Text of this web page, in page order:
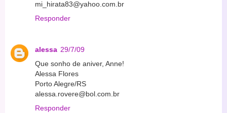
mi_hirata83@yahoo.com.br
Responder
alessa 29/7/09
Que sonho de aniver, Anne!
Alessa Flores
Porto Alegre/RS
alessa.rovere@bol.com.br
Responder